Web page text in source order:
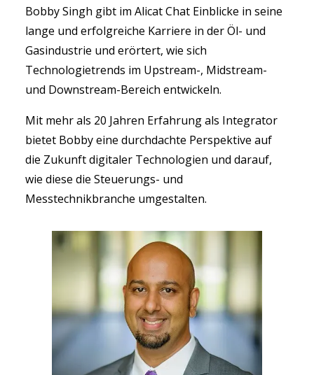
Bobby Singh gibt im Alicat Chat Einblicke in seine
lange und erfolgreiche Karriere in der Öl- und
Gasindustrie und erörtert, wie sich
Technologietrends im Upstream-, Midstream-
und Downstream-Bereich entwickeln.
Mit mehr als 20 Jahren Erfahrung als Integrator
bietet Bobby eine durchdachte Perspektive auf
die Zukunft digitaler Technologien und darauf,
wie diese die Steuerungs- und
Messtechnikbranche umgestalten.